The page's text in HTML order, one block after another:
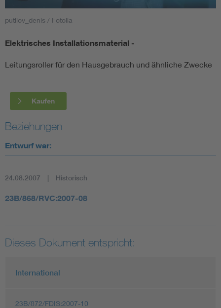
Smart Cities
DKE Fachinformationen im Kontext der Normung
Circular Economy für mehr Ressourceneffizienz
Cybersecurity in der Industrieautomatisierung
Elektrofachkraft (EFK)
putilov_denis / Fotolia
Elektrisches Installationsmaterial -
Leitungsroller für den Hausgebrauch und ähnliche Zwecke
Kaufen
Beziehungen
Entwurf war:
24.08.2007 Historisch
23B/868/RVC:2007-08
Dieses Dokument entspricht:
International
23B/872/FDIS:2007-10